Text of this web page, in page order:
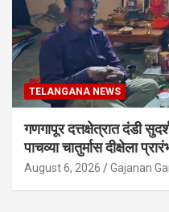
TELANGANA NEWS
गणगापूर दत्तक्षेत्रात दंडी
पाचव्या चातुर्मास दीक्षेला
August 6, 2026 Gajanan